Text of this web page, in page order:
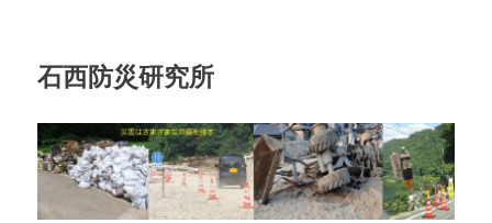
石西防災研究所